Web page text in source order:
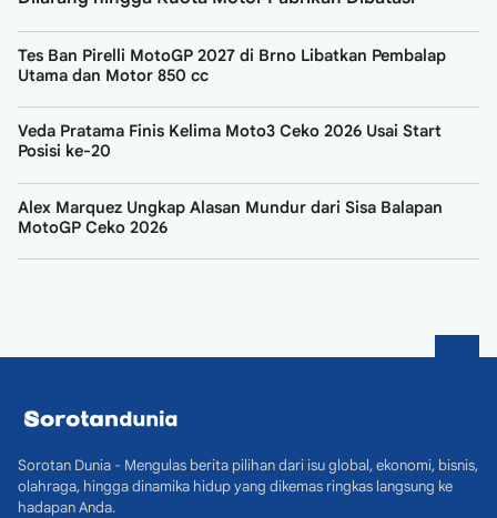
Tes Ban Pirelli MotoGP 2027 di Brno Libatkan Pembalap
Utama dan Motor 850 cc
Veda Pratama Finis Kelima Moto3 Ceko 2026 Usai Start
Posisi ke-20
Alex Marquez Ungkap Alasan Mundur dari Sisa Balapan
MotoGP Ceko 2026
Sorotan Dunia - Mengulas berita pilihan dari isu global, ekonomi, bisnis,
olahraga, hingga dinamika hidup yang dikemas ringkas langsung ke
hadapan Anda.